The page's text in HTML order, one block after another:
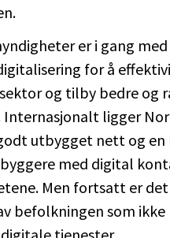
er i gang med
for å
og tilby bedre og
Internasjonalt ligger
utbygget nett og en
med digital
Men fortsatt er
befolkningen som ikke